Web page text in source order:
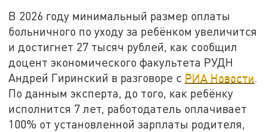
В 2026 году минимальный размер оплаты
больничного по уходу за ребёнком увеличится
и достигнет 27 тысяч рублей, как сообщил
доцент экономического факультета РУДН
Андрей Гиринский в разговоре с РИА Новости.
По данным эксперта, до того, как ребёнку
исполнится 7 лет, работодатель оплачивает
100% от установленной зарплаты родителя,